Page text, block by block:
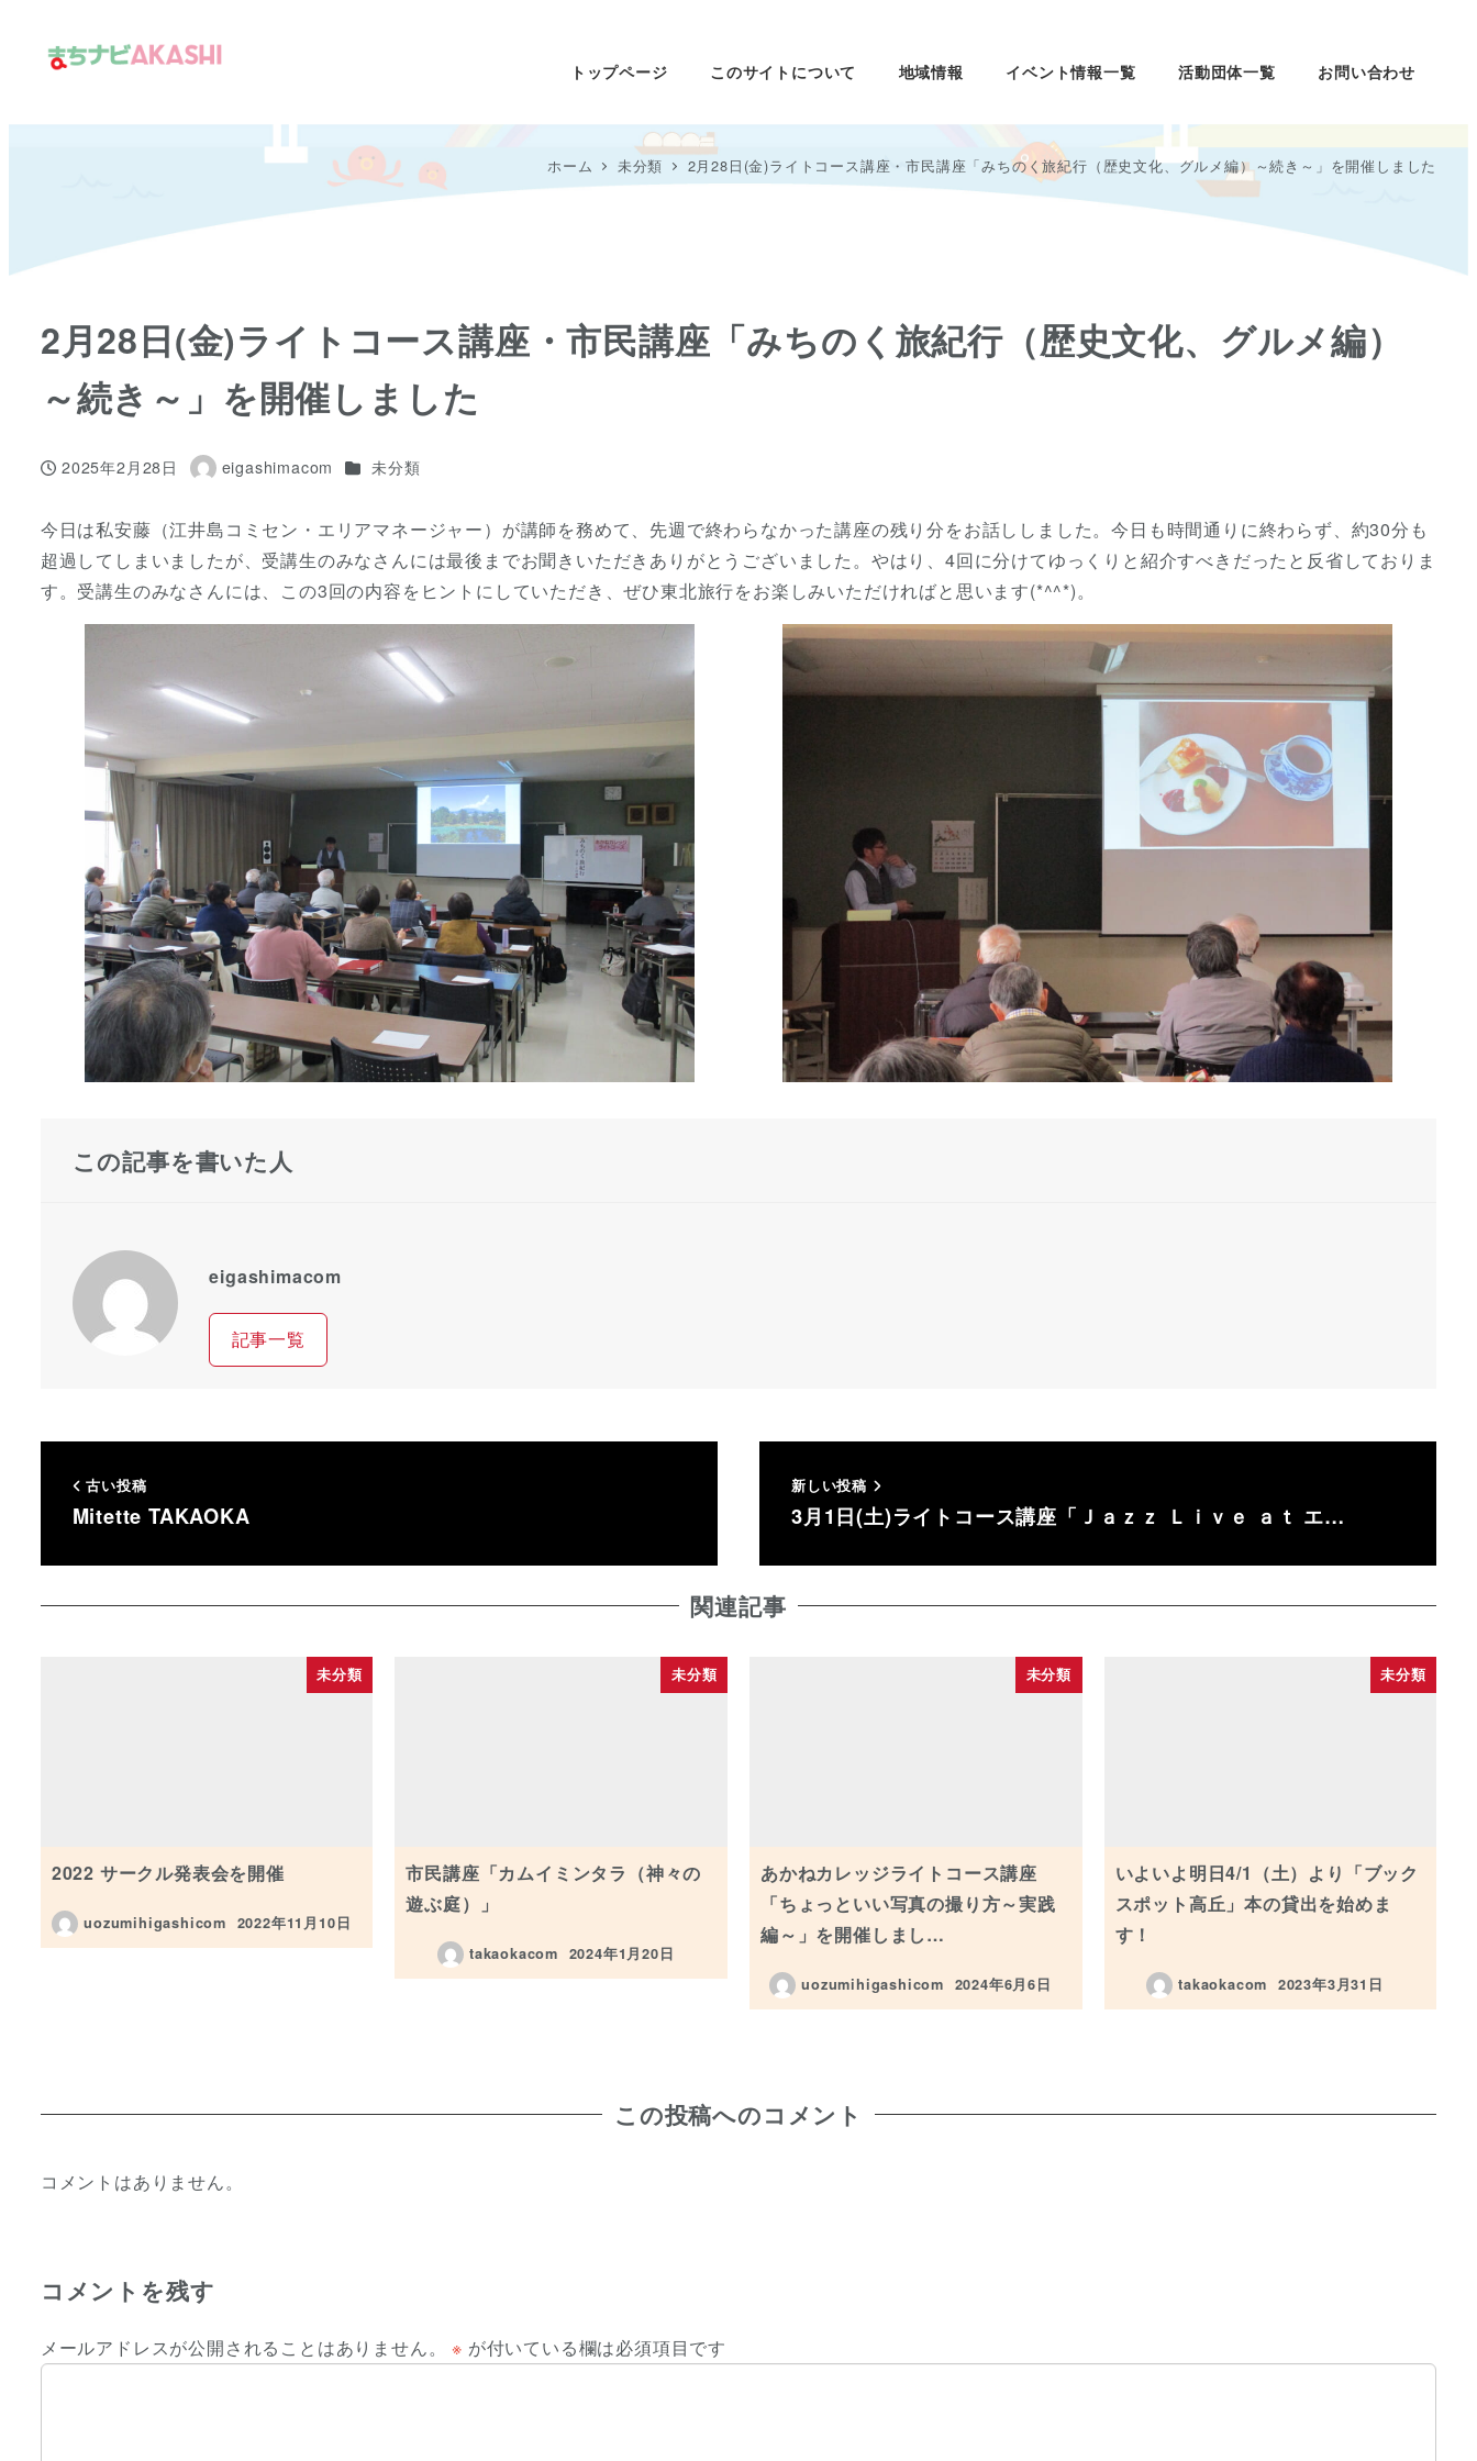
へ
トップページ このサイトについて 地域情報 イベント情報一覧 活動団体一覧 お問い合わせ
ホーム 未分類 2月28日(金)ライトコース講座・市民講座「みちのく旅紀行（歴史文化、グルメ編）～続き～」を開催しました
2月28日(金)ライトコース講座・市民講座「みちのく旅紀行（歴史文化、グルメ編）
～続き～」を開催しました
投稿日
2025年2月28日
著
eigashimacom カテゴリー
未分類
今日は私安藤（江井島コミセン・エリアマネージャー）が講師を務めて、先週で終わらなかった講座の残り分をお話ししました。今日も時間通りに終わらず、約30分も
超過してしまいましたが、受講生のみなさんには最後までお聞きいただきありがとうございました。やはり、4回に分けてゆっくりと紹介すべきだったと反省しておりま
す。受講生のみなさんには、この3回の内容をヒントにしていただき、ぜひ東北旅行をお楽しみいただければと思います(*^^*)。
この記事を書いた人
eigashimacom
記事一覧
古い投稿
Mitette TAKAOKA
新しい投稿
3月1日(土)ライトコース講座「Ｊａｚｚ Ｌｉｖｅ ａｔ エ…
関連記事
未分類
2022 サークル発表会を開催
uozumihigashicom
投稿日
2022年11月10日
未分類
市民講座「カムイミンタラ（神々の
遊ぶ庭）」
takaokacom
投稿日
2024年1月20日
未分類
あかねカレッジライトコース講座
「ちょっといい写真の撮り方～実践
編～」を開催しまし…
uozumihigashicom
投稿日
2024年6月6日
未分類
いよいよ明日4/1（土）より「ブック
スポット高丘」本の貸出を始めま
す！
takaokacom
投稿日
2023年3月31日
この投稿へのコメント
コメントはありません。
コメントを残す
メールアドレスが公開されることはありません。 ※ が付いている欄は必須項目です